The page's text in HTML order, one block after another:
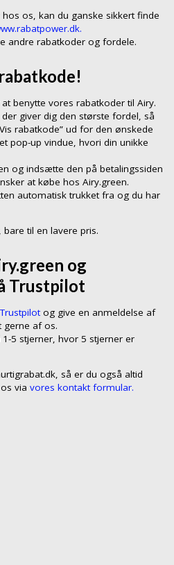
os, kan du ganske sikkert finde
andre rabatkoder og fordele.
benytte vores rabatkoder til Airy.
giver dig den største fordel, så
rabatkode” ud for den ønskede
pop-up vindue, hvori din unikke
og indsætte den på betalingssiden
at købe hos Airy.green.
automatisk trukket fra og du har
til en lavere pris.
og
Trustpilot
Trustpilot og give en anmeldelse af
gerne af os.
5 stjerner, hvor 5 stjerner er
så er du også altid
via vores kontakt formular.